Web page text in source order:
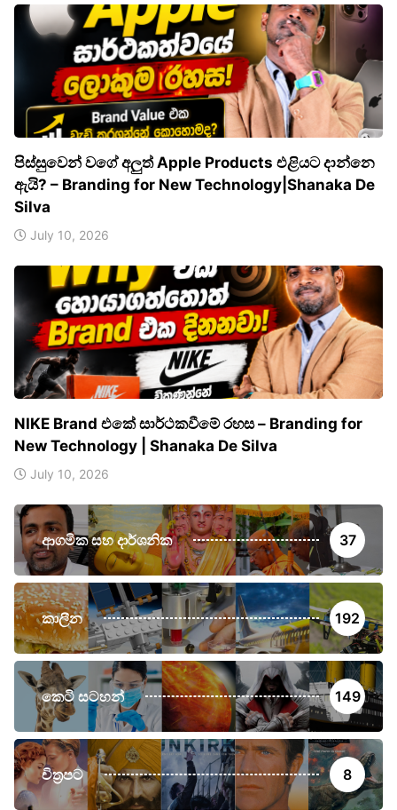
පිස්සුවෙන් වගේ අලුත් Apple Products එළියට දාන්නෙ
ඇයි? – Branding for New Technology|Shanaka De
Silva
July 10, 2026
NIKE Brand එකේ සාර්ථකවීමේ රහස – Branding for
New Technology | Shanaka De Silva
July 10, 2026
ආගමික සහ දාර්ශනික 37
කාලීන 192
කෙටි සටහන් 149
චිත්‍රපට 8